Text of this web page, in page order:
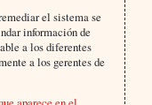
el sistema se
información de
a los diferentes
a los gerentes de